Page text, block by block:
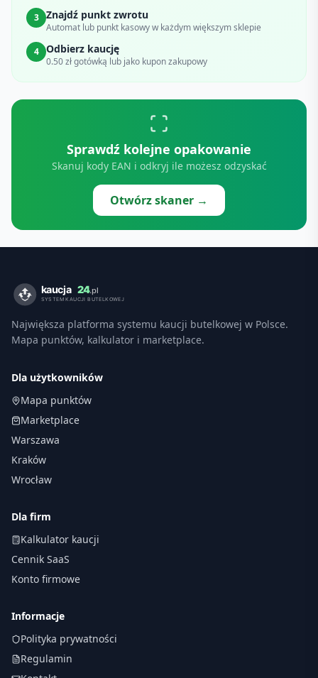
3
Znajdź punkt zwrotu
Automat lub punkt kasowy w każdym większym sklepie
4
Odbierz kaucję
0.50 zł gotówką lub jako kupon zakupowy
Sprawdź kolejne opakowanie
Skanuj kody EAN i odkryj ile możesz odzyskać
Otwórz skaner →
Największa platforma systemu kaucji butelkowej w Polsce.
Mapa punktów, kalkulator i marketplace.
Dla użytkowników
Mapa punktów
Marketplace
Warszawa
Kraków
Wrocław
Dla firm
Kalkulator kaucji
Cennik SaaS
Konto firmowe
Informacje
Polityka prywatności
Regulamin